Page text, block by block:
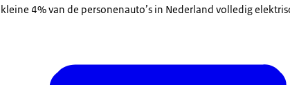
kleine 4% van de personenauto’s in Nederland volledig